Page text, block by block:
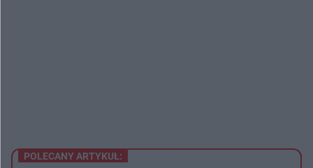
POLECANY ARTYKUŁ: